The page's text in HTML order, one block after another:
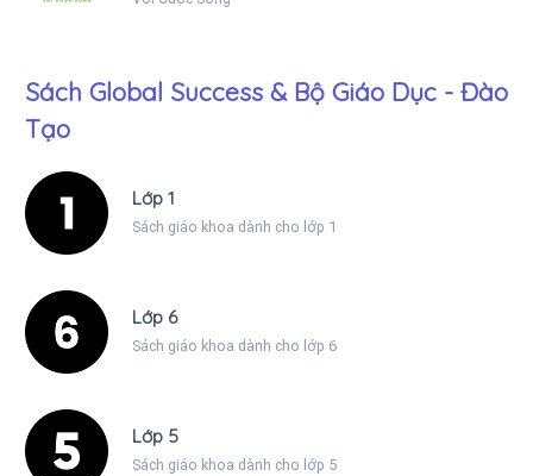
Sách Global Success & Bộ Giáo Dục - Đào
Tạo
Lớp 1
Sách giáo khoa dành cho lớp 1
Lớp 6
Sách giáo khoa dành cho lớp 6
Lớp 5
Sách giáo khoa dành cho lớp 5